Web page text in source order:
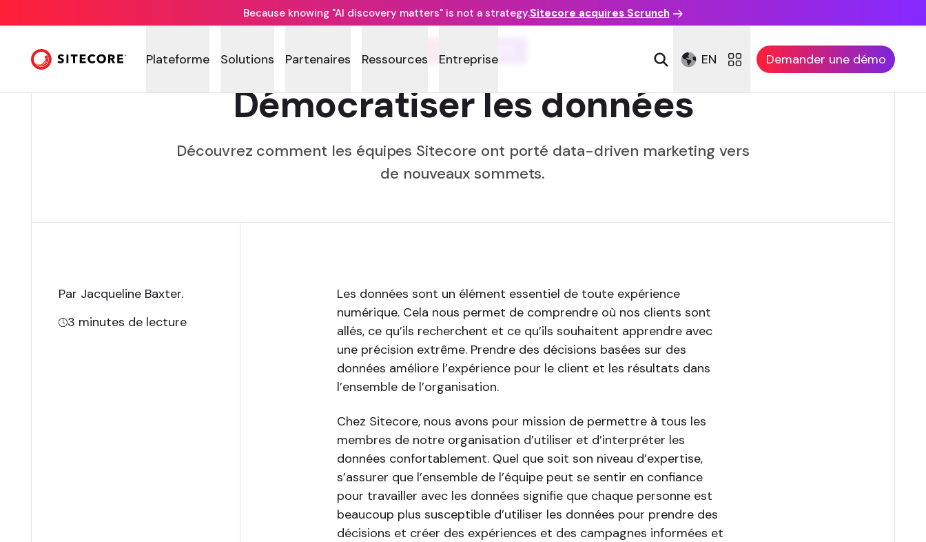
Because knowing "AI discovery matters" is not a strategy.Sitecore acquires Scrunch
Plateforme Solutions Partenaires Ressources Entreprise EN Demander une démo
Démocratiser les données
Découvrez comment les équipes Sitecore ont porté data-driven marketing vers
de nouveaux sommets.
Par Jacqueline Baxter.
3 minutes de lecture
Les données sont un élément essentiel de toute expérience
numérique. Cela nous permet de comprendre où nos clients sont
allés, ce qu’ils recherchent et ce qu’ils souhaitent apprendre avec
une précision extrême. Prendre des décisions basées sur des
données améliore l’expérience pour le client et les résultats dans
l’ensemble de l’organisation.
Chez Sitecore, nous avons pour mission de permettre à tous les
membres de notre organisation d’utiliser et d’interpréter les
données confortablement. Quel que soit son niveau d’expertise,
s’assurer que l’ensemble de l’équipe peut se sentir en confiance
pour travailler avec les données signifie que chaque personne est
beaucoup plus susceptible d’utiliser les données pour prendre des
décisions et créer des expériences et des campagnes informées et